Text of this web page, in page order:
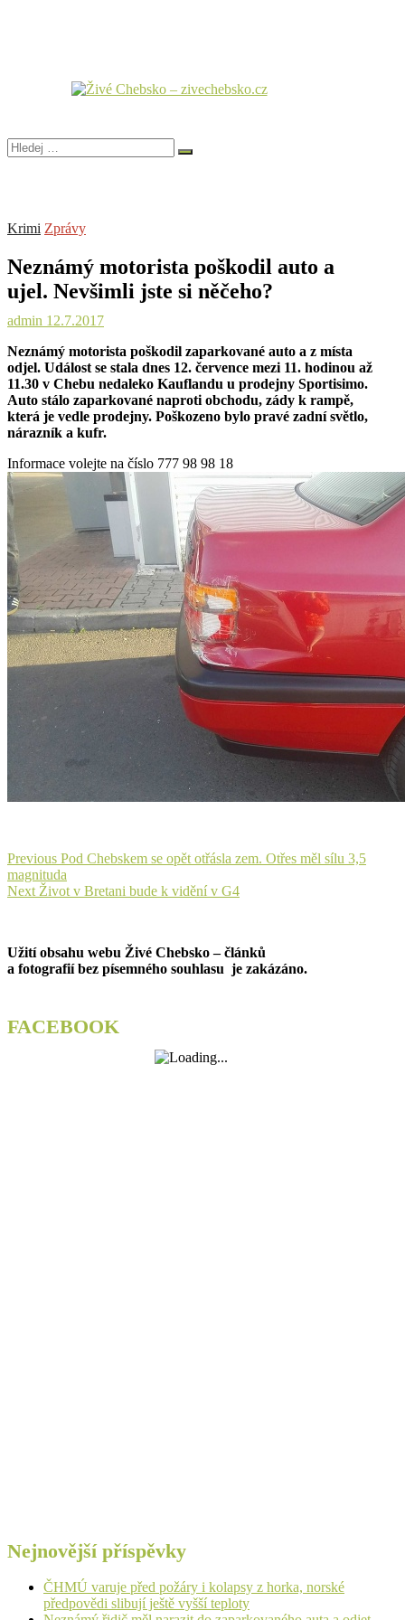
Hledej
…
Krimi Zprávy
Neznámý motorista poškodil auto a
ujel. Nevšimli jste si něčeho?
admin 12.7.2017
Neznámý motorista poškodil zaparkované auto a z místa
odjel. Událost se stala dnes 12. července mezi 11. hodinou až
11.30 v Chebu nedaleko Kauflandu u prodejny Sportisimo.
Auto stálo zaparkované naproti obchodu, zády k rampě,
která je vedle prodejny. Poškozeno bylo pravé zadní světlo,
nárazník a kufr.
Informace volejte na číslo 777 98 98 18
Navigace
pro
Previous Previous
post:
Pod Chebskem se opět otřásla zem. Otřes měl sílu 3,5
magnituda
Next Next
Život v Bretani bude k vidění v G4
Užití obsahu webu Živé Chebsko – článků
a fotografií bez písemného souhlasu je zakázáno.
FACEBOOK
Nejnovější příspěvky
ČHMÚ varuje před požáry i kolapsy z horka, norské
předpovědi slibují ještě vyšší teploty